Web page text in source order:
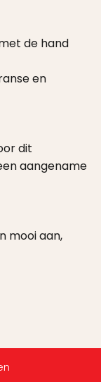
de hand
en
dit
aangename
mooi aan,